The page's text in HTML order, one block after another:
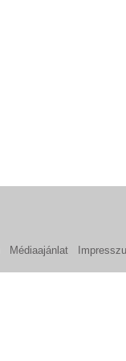
Médiaajánlat